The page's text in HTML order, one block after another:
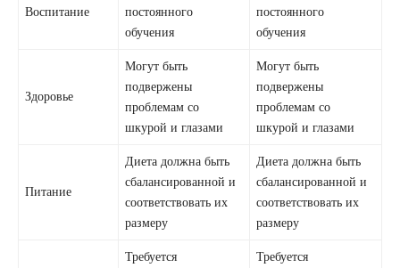
Воспитание
постоянного
обучения
постоянного
обучения
Здоровье
Могут быть
подвержены
проблемам со
шкурой и глазами
Могут быть
подвержены
проблемам со
шкурой и глазами
Питание
Диета должна быть
сбалансированной и
соответствовать их
размеру
Диета должна быть
сбалансированной и
соответствовать их
размеру
Требуется
Требуется